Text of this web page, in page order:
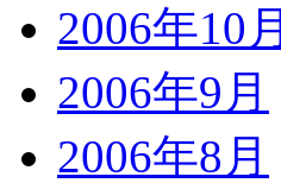
2006年10月
2006年9月
2006年8月